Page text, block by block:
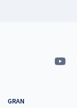
GRAN